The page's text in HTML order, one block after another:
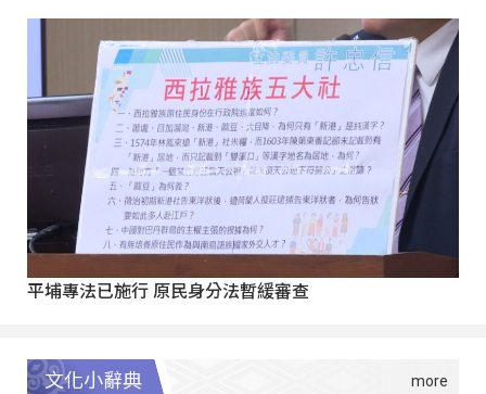
平埔專法已施行 原民身分法暫緩審查
文化小辭典